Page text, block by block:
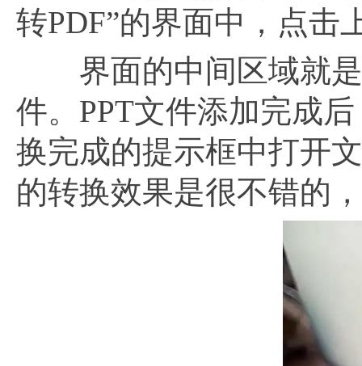
转PDF”的界面中，点击
界面的中间区域就是
件。PPT文件添加完成
换完成的提示框中打开
的转换效果是很不错的